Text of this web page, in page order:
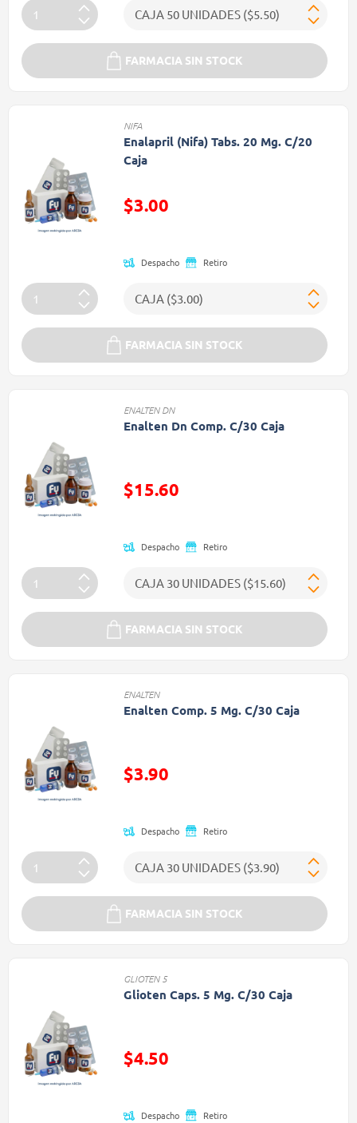
FARMACIA SIN STOCK
NIFA
Enalapril (Nifa) Tabs. 20 Mg. C/20
Caja
Precio reducido de
$3.00
Despacho Retiro
FARMACIA SIN STOCK
ENALTEN DN
Enalten Dn Comp. C/30 Caja
Precio reducido de
$15.60
Despacho Retiro
FARMACIA SIN STOCK
ENALTEN
Enalten Comp. 5 Mg. C/30 Caja
Precio reducido de
$3.90
Despacho Retiro
FARMACIA SIN STOCK
GLIOTEN 5
Glioten Caps. 5 Mg. C/30 Caja
Precio reducido de
$4.50
Despacho Retiro